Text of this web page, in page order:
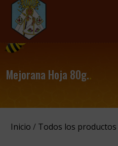
Mejorana Hoja 80g..
Inicio / Todos los productos